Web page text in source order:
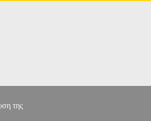
της